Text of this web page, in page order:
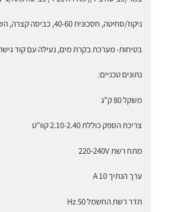
ניקוז/סחיטה, חסכונית 40-60, כביסה קצרה, השרייה, מפלס מים גבוה, מחזור שטיפה נוסף.
בטיחות- מערכת בקרת מים, נעילה עם קוד
נתונים טכניים:
משקל 80 ק"ג
צריכת הספק כוללת 2.10-2.40 קוו"ט
מתח רשת 220-240V
ערך הנתיך A 10
תדר רשת החשמל 50 Hz